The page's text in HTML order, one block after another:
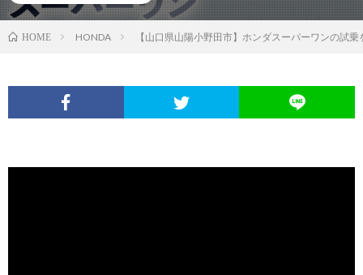
HOME HONDA 【山口県山陽小野田市】ホンダスーパーワンの試